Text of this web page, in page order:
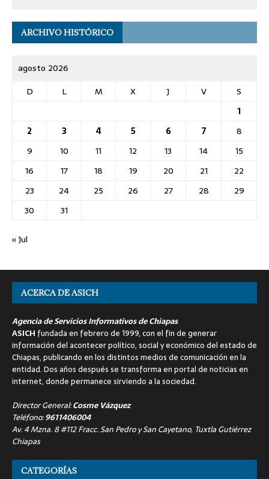
ARCHIVO HISTÓRICO
agosto 2026
D
L M X J V
S
1
2
3 4 5 6 7
8
9
10 11 12 13 14
15
16
17 18 19 20 21
22
23
24 25 26 27 28
29
30
31
« Jul
ACERCA DE ASICH
Agencia de Servicios Informativos de Chiapas
ASICH fundada en febrero de 1999, con el fin de generar
información del acontecer político, social y económico del estado de
Chiapas, publicando en los distintos medios de comunicación en la
entidad. Dos años después se transforma en portal de noticias en
internet, donde permanece sirviendo a la sociedad.
Director General:Cosme Vázquez
Teléfono:9611406004
Av. 4 Mzna. 8 #112 Fracc. San Pedro y San Cayetano, Tuxtla Gutiérrez
Chiapas
CATEGORÍAS